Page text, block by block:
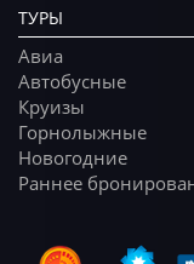
ТУРЫ
Авиа
Автобусные
Круизы
Горнолыжные
Новогодние
Раннее